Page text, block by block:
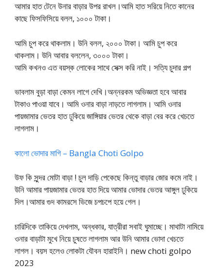
আমার হাত টেনে উনার বাড়ার উপর রাখল।আমি হাত সরিয়ে নিতে কানের
কাছে ফিসফিসিয়ে বলল, ১০০০ টাকা।
আমি চুপ করে থাকলাম। উনি বলল, ২০০০ টাকা। আমি চুপ করে
থাকলাম। উনি আবার বললেন, ৩০০০ টাকা।
আমি কখনও এত বয়স্ক লোকের সাথে সেক্স করি নাই। সত্যি চুদার গল্প
ভাবলাম বুড়া বাড়া কেমন লাগে দেখি।অন্নরকম অভিজ্ঞতা হবে আবার
টাকাও পাওয়া যাবে। আমি ওনার বাড়া নাড়তে লাগলাম। আমি ওনার
পায়জামার ভেতর হাত ঢুকিয়ে জাঙ্গিয়ার ভেতর থেকে বাড়া বের করে খেচতে
লাগলাম।
কালো ভোদার মাগি – Bangla Choti Golpo
উফ কি সুন্দর মোটা বাড়া ! চুল দাড়ি পেকেছে কিন্তু বাড়ার জোর কমে নাই।
উনি আমার পায়জামার ভেতর হাত দিয়ে আমার ভোদার ভেতর আঙ্গুল ঢুকিয়ে
দিল।আমার গুদ কামরসে ভিজে চপচপে হয়ে গেল।
চারিদিকে তাকিয়ে দেখলাম, অন্ধকার, যাত্রীরা সবাই ঘুমাচ্ছে। মাথাটা নামিয়ে
ওনার বাড়াটা মুখে নিয়ে চুষতে লাগলাম আর উনি আমার ভোদা খেচতে
লাগল। বয়স হলেও লোকটা যৌবন হারাইনি। new choti golpo
2023